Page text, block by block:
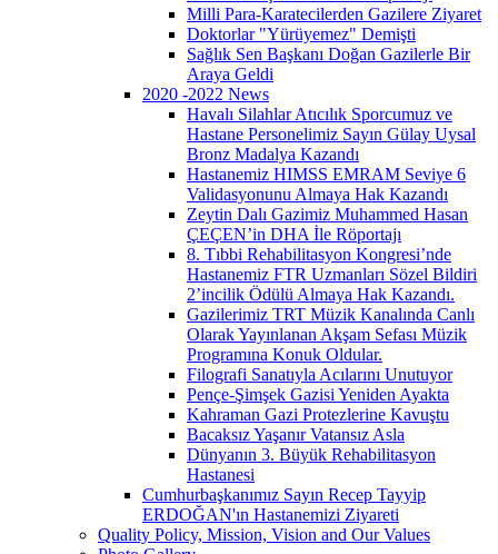
Milli Para-Karatecilerden Gazilere Ziyaret
Doktorlar "Yürüyemez" Demişti
Sağlık Sen Başkanı Doğan Gazilerle Bir
Araya Geldi
2020 -2022 News
Havalı Silahlar Atıcılık Sporcumuz ve
Hastane Personelimiz Sayın Gülay Uysal
Bronz Madalya Kazandı
Hastanemiz HIMSS EMRAM Seviye 6
Validasyonunu Almaya Hak Kazandı
Zeytin Dalı Gazimiz Muhammed Hasan
ÇEÇEN’in DHA İle Röportajı
8. Tıbbi Rehabilitasyon Kongresi’nde
Hastanemiz FTR Uzmanları Sözel Bildiri
2’incilik Ödülü Almaya Hak Kazandı.
Gazilerimiz TRT Müzik Kanalında Canlı
Olarak Yayınlanan Akşam Sefası Müzik
Programına Konuk Oldular.
Filografi Sanatıyla Acılarını Unutuyor
Pençe-Şimşek Gazisi Yeniden Ayakta
Kahraman Gazi Protezlerine Kavuştu
Bacaksız Yaşanır Vatansız Asla
Dünyanın 3. Büyük Rehabilitasyon
Hastanesi
Cumhurbaşkanımız Sayın Recep Tayyip
ERDOĞAN'ın Hastanemizi Ziyareti
Quality Policy, Mission, Vision and Our Values